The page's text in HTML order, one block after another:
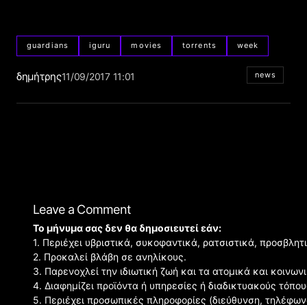
guardians iguru movies torrents week
δημήτρης11/09/2017 11:01 news
Leave a Comment
Το μήνυμα σας δεν θα δημοσιευτεί εάν:
1. Περιέχει υβριστικά, συκοφαντικά, ρατσιστικά,
2. Προκαλεί βλάβη σε ανηλίκους.
3. Παρενοχλεί την ιδιωτική ζωή και τα ατομικά και
4. Διαφημίζει προϊόντα ή υπηρεσίες ή διαδικτυακούς
5. Περιέχει προσωπικές πληροφορίες (διεύθυνση,